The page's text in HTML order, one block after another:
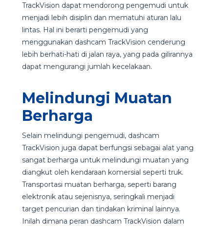
TrackVision dapat mendorong pengemudi untuk
menjadi lebih disiplin dan mematuhi aturan lalu
lintas. Hal ini berarti pengemudi yang
menggunakan dashcam TrackVision cenderung
lebih berhati-hati di jalan raya, yang pada gilirannya
dapat mengurangi jumlah kecelakaan.
Melindungi Muatan
Berharga
Selain melindungi pengemudi, dashcam
TrackVision juga dapat berfungsi sebagai alat yang
sangat berharga untuk melindungi muatan yang
diangkut oleh kendaraan komersial seperti truk.
Transportasi muatan berharga, seperti barang
elektronik atau sejenisnya, seringkali menjadi
target pencurian dan tindakan kriminal lainnya.
Inilah dimana peran dashcam TrackVision dalam